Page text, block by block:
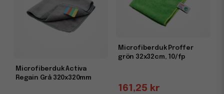
Microfiberduk Activa
Regain Grå 320x320mm
Microfiberduk Proffer
grön 32x32cm, 10/fp
161,25 kr